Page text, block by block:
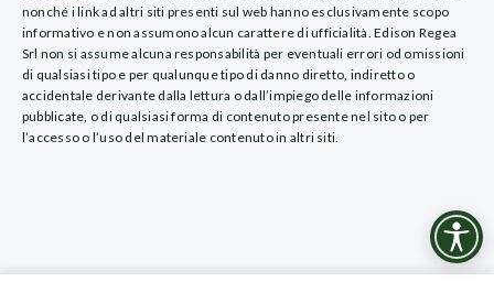
nonché i link ad altri siti presenti sul web hanno esclusivamente scopo
informativo e non assumono alcun carattere di ufficialità. Edison Regea
Srl non si assume alcuna responsabilità per eventuali errori od omissioni
di qualsiasi tipo e per qualunque tipo di danno diretto, indiretto o
accidentale derivante dalla lettura o dall’impiego delle informazioni
pubblicate, o di qualsiasi forma di contenuto presente nel sito o per
l’accesso o l’uso del materiale contenuto in altri siti.